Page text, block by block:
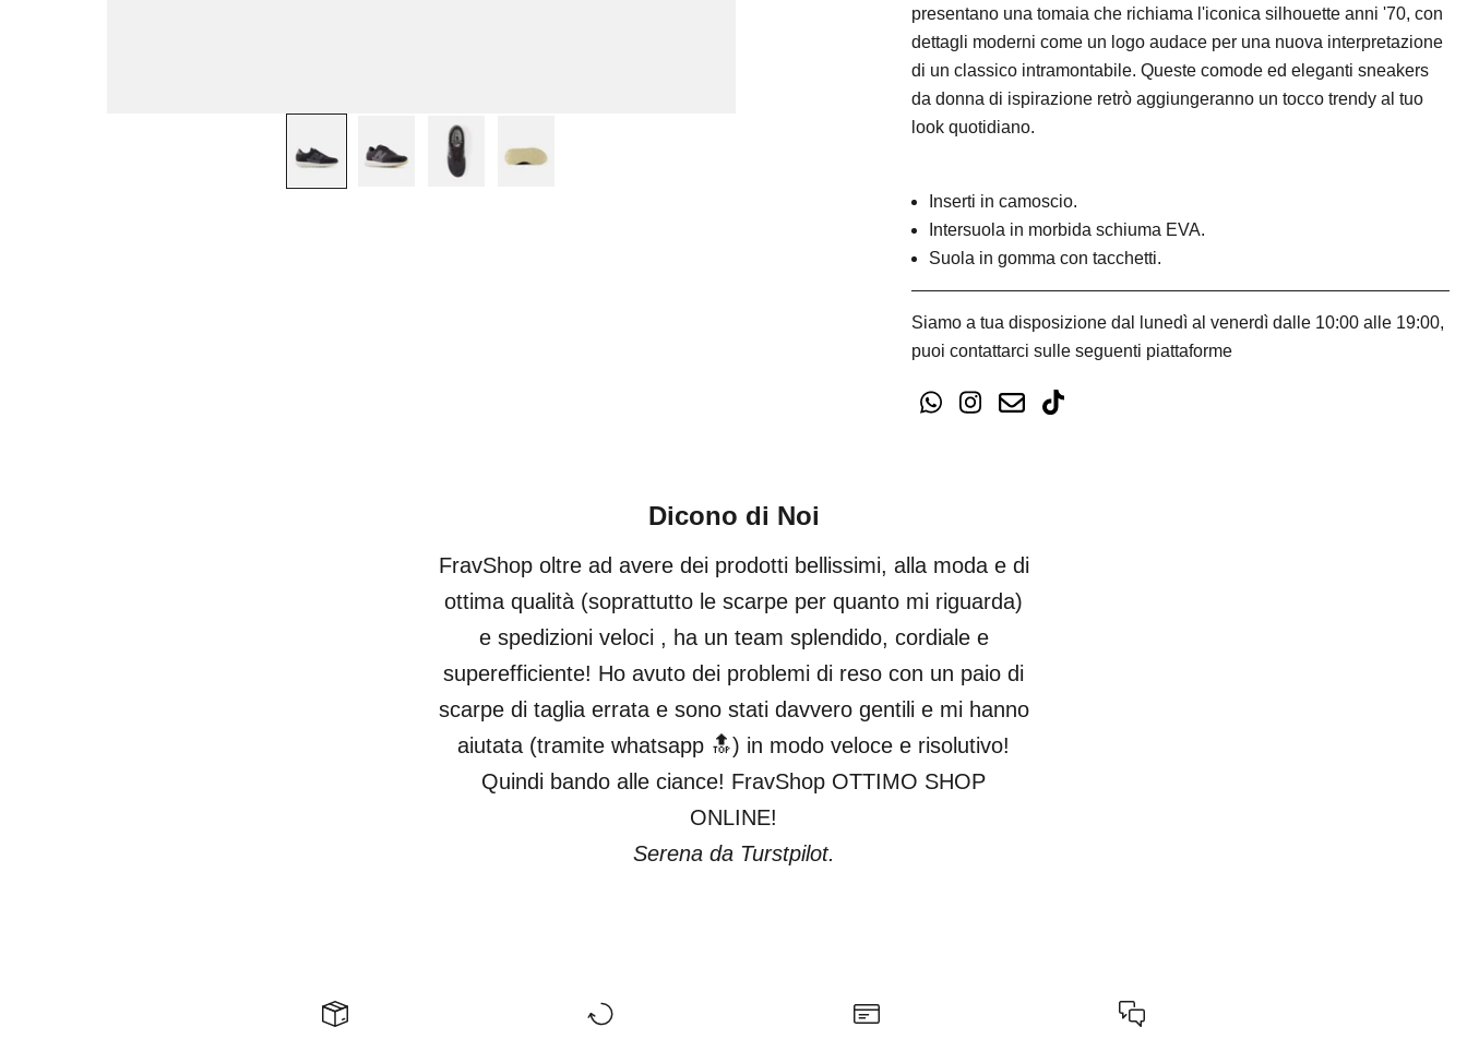
presentano una tomaia che richiama l'iconica silhouette anni '70, con
dettagli moderni come un logo audace per una nuova interpretazione
di un classico intramontabile. Queste comode ed eleganti sneakers
da donna di ispirazione retrò aggiungeranno un tocco trendy al tuo
look quotidiano.
Inserti in camoscio.
Intersuola in morbida schiuma EVA.
Suola in gomma con tacchetti.
Siamo a tua disposizione dal lunedì al venerdì dalle 10:00 alle 19:00,
puoi contattarci sulle seguenti piattaforme
Dicono di Noi
FravShop oltre ad avere dei prodotti bellissimi, alla moda e di
ottima qualità (soprattutto le scarpe per quanto mi riguarda)
e spedizioni veloci , ha un team splendido, cordiale e
superefficiente! Ho avuto dei problemi di reso con un paio di
scarpe di taglia errata e sono stati davvero gentili e mi hanno
aiutata (tramite whatsapp 🔝) in modo veloce e risolutivo!
Quindi bando alle ciance! FravShop OTTIMO SHOP
ONLINE!
Serena da Turstpilot.